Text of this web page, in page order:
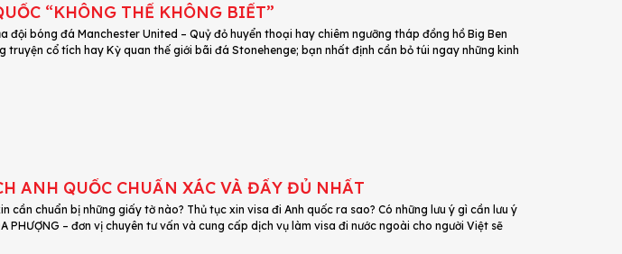
“KHÔNG THỂ KHÔNG BIẾT”
đội bóng đá Manchester United – Quỷ đỏ huyển thoại hay chiêm ngưỡng tháp đồng hồ Big Ben
truyện cổ tích hay Kỳ quan thế giới bãi đá Stonehenge; bạn nhất định cần bỏ túi ngay những kinh
HƯỚNG DẪN LÀM VISA DU LỊCH ANH QUỐC CHUẨN XÁC VÀ ĐẦY ĐỦ NHẤT
cần chuẩn bị những giấy tờ nào? Thủ tục xin visa đi Anh quốc ra sao? Có những lưu ý gì cần lưu ý
PHƯỢNG – đơn vị chuyên tư vấn và cung cấp dịch vụ làm visa đi nước ngoài cho người Việt sẽ